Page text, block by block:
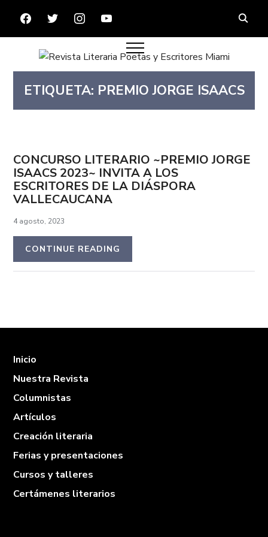
FACEBOOKTWITTERINSTAGRAMYOUTUBE
ETIQUETA: PREMIO JORGE ISAACS
CONCURSO LITERARIO ~PREMIO JORGE
ISAACS 2023~ INVITA A LOS
ESCRITORES DE LA DIÁSPORA
VALLECAUCANA
4 agosto, 2023
CONTINUE READING
Inicio
Nuestra Revista
Columnistas
Artículos
Creación literaria
Ferias y presentaciones
Cursos y talleres
Certámenes literarios